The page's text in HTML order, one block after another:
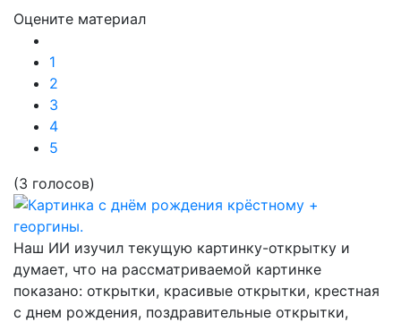
Оцените материал
1
2
3
4
5
(3 голосов)
Наш ИИ изучил текущую картинку-открытку и
думает, что на рассматриваемой картинке
показано: открытки, красивые открытки, крестная
с днем рождения, поздравительные открытки,